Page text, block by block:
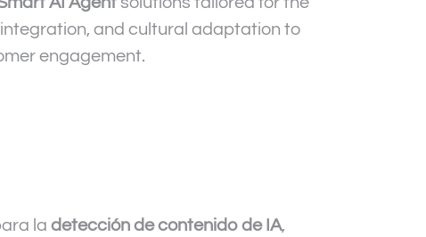
and cultural adaptation to
engagement.
la detección de contenido de IA,